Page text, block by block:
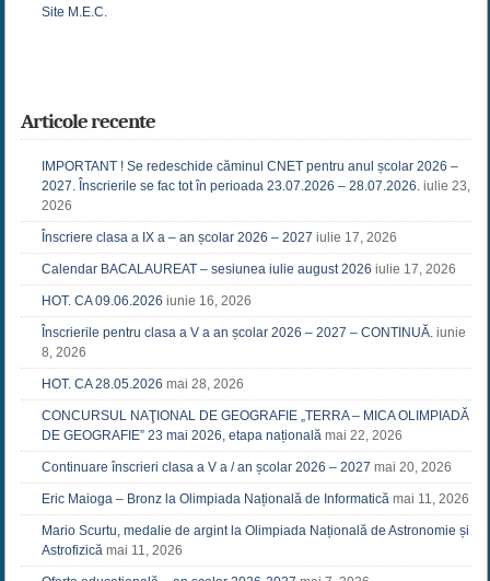
Site M.E.C.
Articole recente
IMPORTANT ! Se redeschide căminul CNET pentru anul școlar 2026 –
2027. Înscrierile se fac tot în perioada 23.07.2026 – 28.07.2026. iulie 23,
2026
Înscriere clasa a IX a – an școlar 2026 – 2027 iulie 17, 2026
Calendar BACALAUREAT – sesiunea iulie august 2026 iulie 17, 2026
HOT. CA 09.06.2026 iunie 16, 2026
Înscrierile pentru clasa a V a an școlar 2026 – 2027 – CONTINUĂ. iunie
8, 2026
HOT. CA 28.05.2026 mai 28, 2026
CONCURSUL NAŢIONAL DE GEOGRAFIE „TERRA – MICA OLIMPIADĂ
DE GEOGRAFIE” 23 mai 2026, etapa națională mai 22, 2026
Continuare înscrieri clasa a V a / an școlar 2026 – 2027 mai 20, 2026
Eric Maioga – Bronz la Olimpiada Națională de Informatică mai 11, 2026
Mario Scurtu, medalie de argint la Olimpiada Națională de Astronomie și
Astrofizică mai 11, 2026